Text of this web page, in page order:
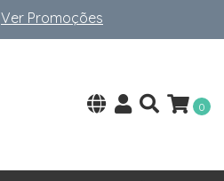
Ver Promoções
0